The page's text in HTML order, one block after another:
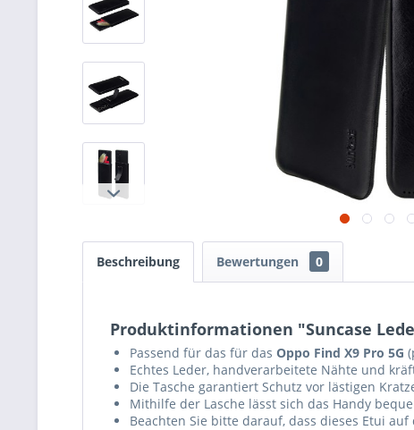
Beschreibung Bewertungen 0
Produktinformationen "Suncase
Passend für das für das Oppo Find X9 Pro 5G
Echtes Leder, handverarbeitete Nähte und
Die Tasche garantiert Schutz vor lästigen
Mithilfe der Lasche lässt sich das Handy
Beachten Sie bitte darauf, dass dieses Etui auf